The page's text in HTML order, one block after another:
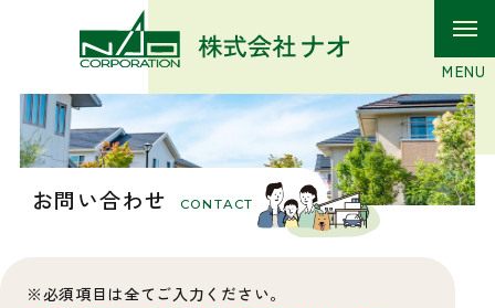
お問い合わせ CONTACT
必須項目は全てご入力ください。